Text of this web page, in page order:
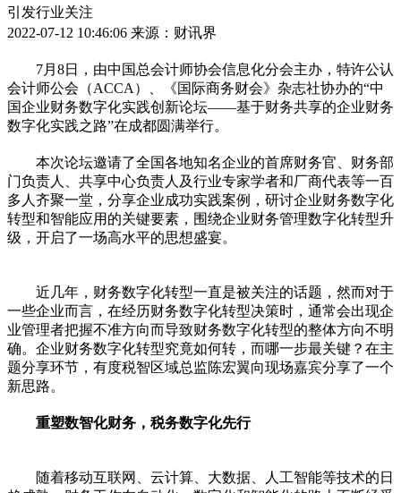
引发行业关注
2022-07-12 10:46:06 来源：财讯界
7月8日，由中国总会计师协会信息化分会主办，特许公认
会计师公会（ACCA）、《国际商务财会》杂志社协办的“中
国企业财务数字化实践创新论坛——基于财务共享的企业财务
数字化实践之路”在成都圆满举行。
本次论坛邀请了全国各地知名企业的首席财务官、财务部
门负责人、共享中心负责人及行业专家学者和厂商代表等一百
多人齐聚一堂，分享企业成功实践案例，研讨企业财务数字化
转型和智能应用的关键要素，围绕企业财务管理数字化转型升
级，开启了一场高水平的思想盛宴。
近几年，财务数字化转型一直是被关注的话题，然而对于
一些企业而言，在经历财务数字化转型决策时，通常会出现企
业管理者把握不准方向而导致财务数字化转型的整体方向不明
确。企业财务数字化转型究竟如何转，而哪一步最关键？在主
题分享环节，有度税智区域总监陈宏翼向现场嘉宾分享了一个
新思路。
重塑数智化财务，税务数字化先行
随着移动互联网、云计算、大数据、人工智能等技术的日